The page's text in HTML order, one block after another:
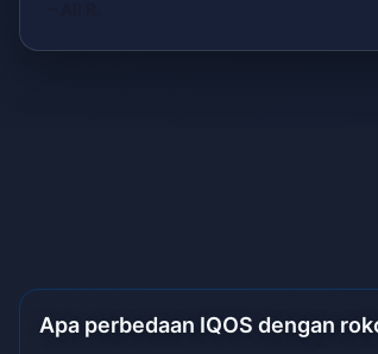
Apa perbedaan IQOS dengan